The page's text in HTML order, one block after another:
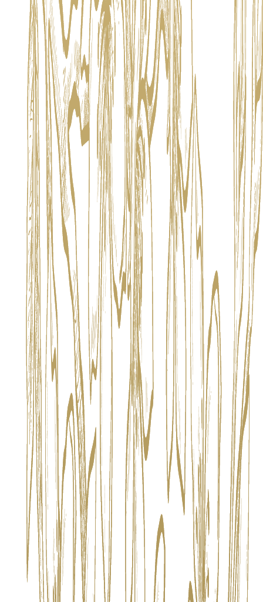
Icône gourmande née au carrefour de Paris et Bangkok, La
Parisienne se présente avant tout comme une marque-expérience :
un atelier ouvert où l'élégance parisienne rencontre l'énergie
tropicale pour sublimer chaque moment de dégustation.
Sa promesse ? Révéler « la beauté du moment gourmand » à travers
un storytelling visuel chic et chaleureux, des tons poudrés, des
accents de laiton, des fleurs fraîches, qui captive le regard avant de
conquérir le palais.
Voir toutes nos créations
Portée par des valeurs d'authenticité, de transparence et d'audace, la
marque transforme la création artisanale en spectacle partagé. Elle
ambitionne d'être à la fois instagrammable et sincère, tendance et
intemporelle, devenant la référence incontournable pour une
clientèle en quête d'excellence responsable et d'émotions
mémorables.
La Parisienne n'est pas qu'un lieu : c'est une nouvelle destination où
le style, le savoir-faire et la connexion se rejoignent pour créer un
univers imaginaire unique et haut de gamme.
Adresse
326/2-3 Soi Sukhumvit 63, Khlong Tan Nuea, Watthana, Bangkok
10110, Thailand
Numéro de contact
+66935691492